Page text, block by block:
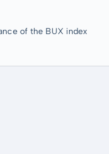
of the BUX index